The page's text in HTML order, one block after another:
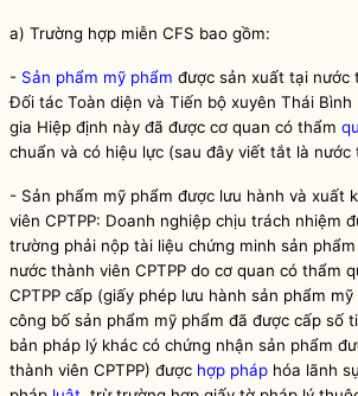
a) Trường hợp miễn CFS bao gồm:
- Sản phẩm mỹ phẩm được sản xuất tại nước
Đối tác Toàn diện và Tiến bộ xuyên Thái Bình
gia Hiệp định này đã được cơ quan có thẩm
chuẩn và có hiệu lực (sau đây viết tắt là nước
- Sản phẩm mỹ phẩm được lưu hành và xuất
viên CPTPP: Doanh nghiệp chịu trách nhiệm
trường phải nộp tài liệu chứng minh sản
nước thành viên CPTPP do cơ quan có thẩm
CPTPP cấp (giấy phép lưu hành sản phẩm mỹ
công bố sản phẩm mỹ phẩm đã được cấp số
bản pháp lý khác có chứng nhận sản phẩm
thành viên CPTPP) được hợp pháp hóa lãnh